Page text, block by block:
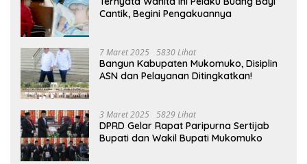
Cantik, Begini Pengakuannya
7 Maret 2025 5830 Lihat
Bangun Kabupaten Mukomuko, Disiplin
ASN dan Pelayanan Ditingkatkan!
3 Maret 2025 5829 Lihat
DPRD Gelar Rapat Paripurna Sertijab
Bupati dan Wakil Bupati Mukomuko